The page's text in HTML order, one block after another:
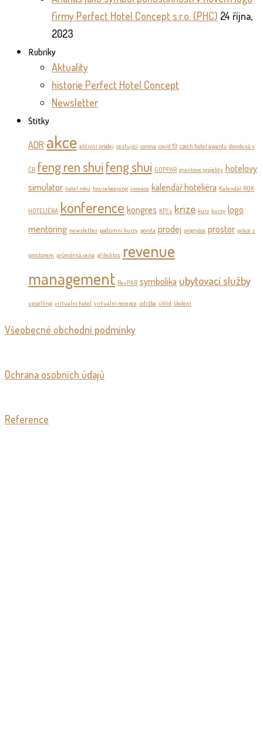
firmy Perfect Hotel Concept s.r.o. (PHC) 24 října,
2023
Rubriky
Aktuality
historie Perfect Hotel Concept
Newsletter
Štítky
ADR akce aktivní prodej cestující corona covid 19 czech hotel awards dovolená v
ČR feng ren shui feng shui GOPPAR grantove projekty hotelovy
simulator hotel roku housekeeping inovace kalendář hoteliéra Kalendář ROK
HOTELIÉRA konference kongres KPI´s krize kurz kurzy logo
mentoring newsletter podzimní kurzy porota prodej prognóza prostor práce s
prostorem průměrná cena příležitos revenue
management RevPAR symbolika ubytovací služby
upselling virtualni hotel virtualni recepce údržba úklid školení
Všeobecné obchodní podmínky
Ochrana osobních údajů
Reference